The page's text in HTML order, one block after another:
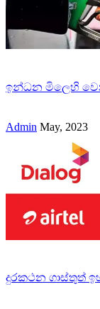
ඉන්ධන මිලෙහි
Admin May, 2023
දුරකථන ගාස්තුත්